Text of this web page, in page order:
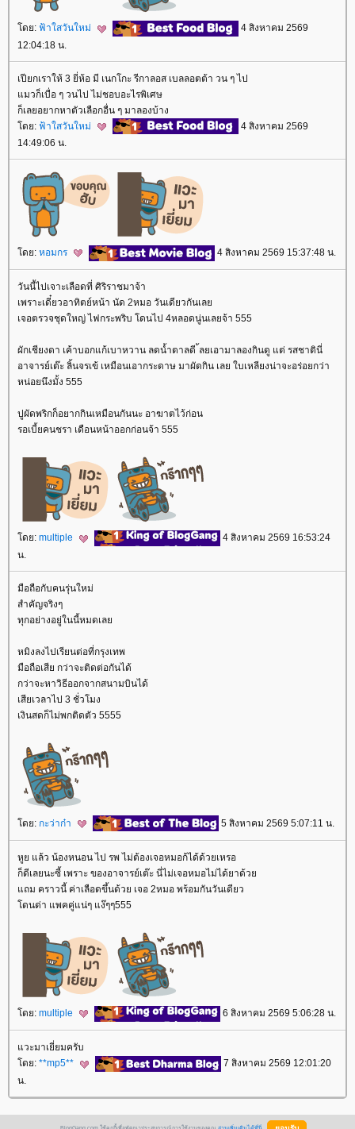
ดย: ฟ้าใสวันใหม่
4 สิงหาคม 2569
12:04:18 น.
เปียกเราให้ 3 ยี่ห้อ มี เนกโกะ รีกาลอส เบลลอตต้า วน ๆ ไป
มวก็เบื่อ ๆ วนไป ไม่ชอบอะไรพิเศษ
ก็เลยอยากหาตัวเลือกอื่น ๆ มาลองบ้าง
ดย: ฟ้าใสวันใหม่
4 สิงหาคม 2569
14:49:06 น.
ดย: หอมกร 4 สิงหาคม 2569 15:37:48 น.
วันนี้ไปเจาะเลือดที่ ศิริราชมาจ้า
เพราะเดี๋ยวอาทิตย์หน้า นัด 2หมอ วันเดียวกันเล
เจอตรวจชุดใหญ่ ไฟกระพริบ โดนไป 4หลอดนู่นเลยจ้า 555
ผักเชียงดา เค้าบอกแก้เบาหวาน ลดน้ำตาลดี ้ลยเอามาลองกินดู แต่ รสชาตินี่
อาจารย์เต๊ะ ลิ้นจรเข้ เหมือนเอากระดาษ มาผัดกิน เลย ใบเหลียงน่าจะอร่อยกว่า
หน่อยนึงมั้ง 555
ปูผัดพริกก็อยากกินเหมือนกันนะ อาฆาตไว้ก่อน
รอเบี้ยคนชรา เดือนหน้าออกก่อนจ้า 555
ดย: multiple
4 สิงหาคม 2569 16:53:24
น.
มือถือกับคนรุ่นใหม่
สำคัญจริงๆ
ทุกอย่างอยู่ในนี้หมดเล
หมิงลงไปเรียนต่อที่กรุงเทพ
มือถือเสีย กว่าจะติดต่อกันได้
กว่าจะหาวิธีออกจากสนามบินได้
เสียเวลาไป 3 ชั่วโมง
เงินสดก็ไม่พกติดตัว 5555
ดย: กะว่าก๋า 5 สิงหาคม 2569 5:07:11 น.
หูย แล้ว น้องหนอน ไป รพ ไม่ต้องเจอหมอก้ได้ด้วยเหรอ
ก็ดีเลยนะซี้ เพราะ ของอาจารย์เต๊ะ นี่ไม่เจอหมอไม่ได้ยาด้ว
ถม คราวนี้ ค่าเลือดขึ้นด้วย เจอ 2หมอ พร้อมกันวันเดียว
ดนด่า แพคคู่แน่ๆ แง๊ๆๆ555
ดย: multiple 6 สิงหาคม 2569 5:06:28 น.
วะมาเยี่ยมครับ
ดย: **mp5**
7 สิงหาคม 2569 12:01:20
น.
BlogGang.com ใช้คุกกี้เพื่อพัฒนาประสบการณ์การใช้งานของคุณ อ่านเพิ่มเติมได้ที่นี่